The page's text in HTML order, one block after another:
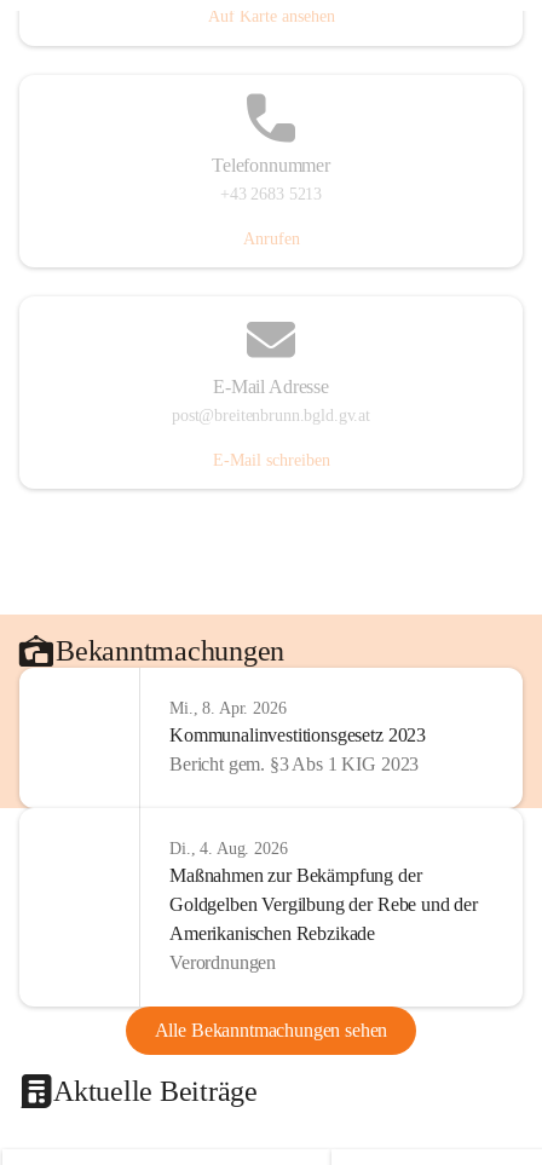
Auf Karte ansehen
Telefonnummer
+43 2683 5213
Anrufen
E-Mail Adresse
post@breitenbrunn.bgld.gv.at
E-Mail schreiben
Bekanntmachungen
Mi., 8. Apr. 2026
Kommunalinvestitionsgesetz 2023
Bericht gem. §3 Abs 1 KIG 2023
Di., 4. Aug. 2026
Maßnahmen zur Bekämpfung der
Goldgelben Vergilbung der Rebe und der
Amerikanischen Rebzikade
Verordnungen
Alle Bekanntmachungen sehen
Aktuelle Beiträge